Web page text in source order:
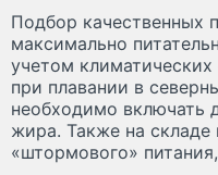
Подбор качественных
максимально
учетом
при плавании в
необходимо включать
жира. Также на складе
«штормового»